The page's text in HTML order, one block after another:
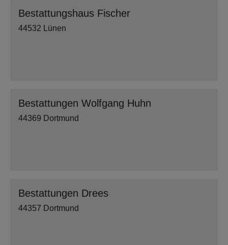
Bestattungshaus Fischer
44532 Lünen
Bestattungen Wolfgang Huhn
44369 Dortmund
Bestattungen Drees
44357 Dortmund